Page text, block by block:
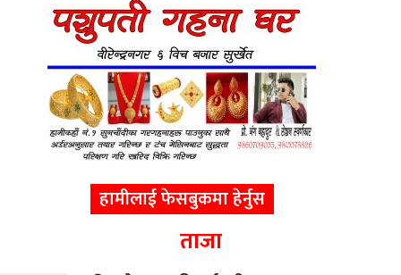
हामीलाई फेसबुकमा हेर्नुस
ताजा